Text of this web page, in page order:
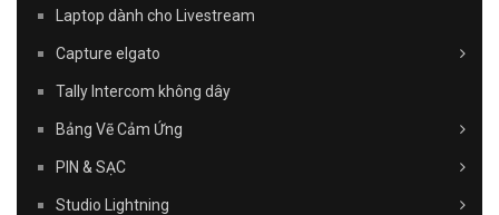
Laptop dành cho Livestream
Capture elgato
Tally Intercom không dây
Bảng Vẽ Cảm Ứng
PIN & SẠC
Studio Lightning